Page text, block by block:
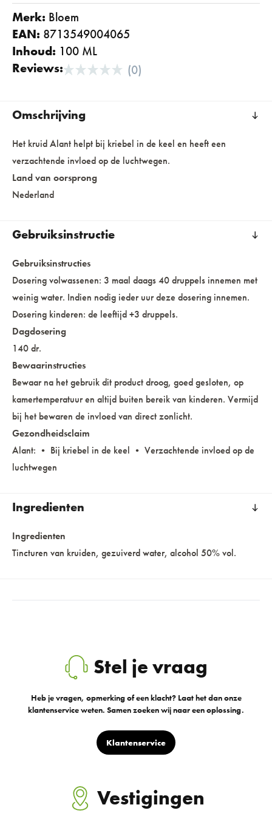
Merk:
bloem
EAN: 8713549004065
Inhoud: 100 ML
Reviews:
(0)
Omschrijving
Het kruid Alant helpt bij kriebel in de keel en heeft een
verzachtende invloed op de luchtwegen.
Land van oorsprong
Nederland
Gebruiksinstructie
Gebruiksinstructies
Dosering volwassenen: 3 maal daags 40 druppels innemen met
weinig water. Indien nodig ieder uur deze dosering innemen.
Dosering kinderen: de leeftijd +3 druppels.
Dagdosering
140 dr.
Bewaarinstructies
Bewaar na het gebruik dit product droog, goed gesloten, op
kamertemperatuur en altijd buiten bereik van kinderen. Vermijd
bij het bewaren de invloed van direct zonlicht.
Gezondheidsclaim
Alant: • Bij kriebel in de keel • Verzachtende invloed op de
luchtwegen
Ingredienten
Ingredienten
Tincturen van kruiden, gezuiverd water, alcohol 50% vol.
Stel je vraag
Heb je vragen, opmerking of een klacht? Laat het dan onze
klantenservice weten. Samen zoeken wij naar een oplossing.
Klantenservice
Vestigingen